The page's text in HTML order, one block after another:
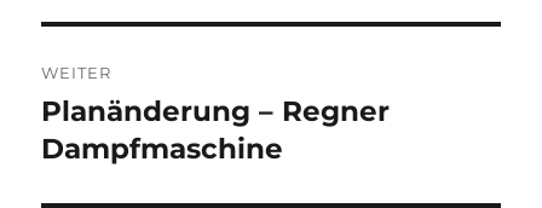
WEITER
Nächster
Beitrag:
Planänderung – Regner
Dampfmaschine